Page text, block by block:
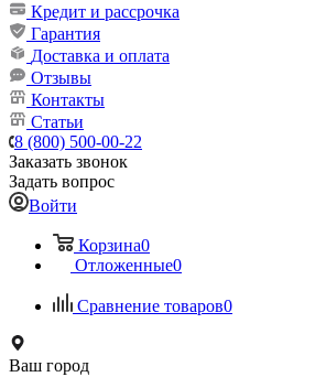
Кредит и рассрочка
Гарантия
Доставка и оплата
Отзывы
Контакты
Статьи
8 (800) 500-00-22
Заказать звонок
Задать вопрос
Войти
Корзина0
Отложенные0
Сравнение товаров0
Ваш город